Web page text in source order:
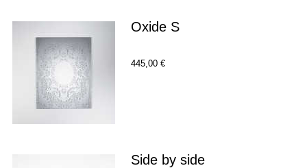
Oxide S
445,00 €
Side by side